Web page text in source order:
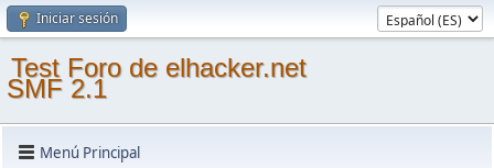
Iniciar sesión
Test Foro de elhacker.net
SMF 2.1
Menú Principal